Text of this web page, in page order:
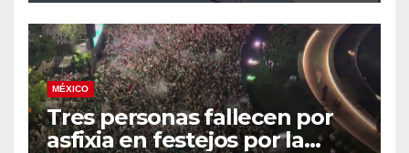
MÉXICO
Tres personas fallecen por
asfixia en festejos por la